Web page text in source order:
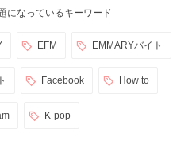
になっているキーワード
EFM EMMARYバイト
Facebook How to
K-pop